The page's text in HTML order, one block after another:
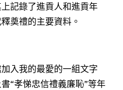
記錄了進貢人和進貢年
奠禮的主要資料。
入我的最愛的一組文字
“孝悌忠信禮義廉恥”等年